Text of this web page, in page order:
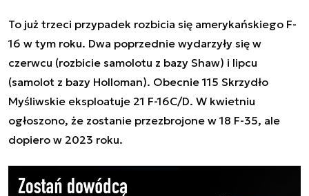
To już trzeci przypadek rozbicia się amerykańskiego F-
16 w tym roku. Dwa poprzednie wydarzyły się w
czerwcu (rozbicie samolotu z bazy Shaw) i lipcu
(samolot z bazy Holloman). Obecnie 115 Skrzydło
Myśliwskie eksploatuje 21 F-16C/D. W kwietniu
ogłoszono, że zostanie przezbrojone w 18 F-35, ale
dopiero w 2023 roku.